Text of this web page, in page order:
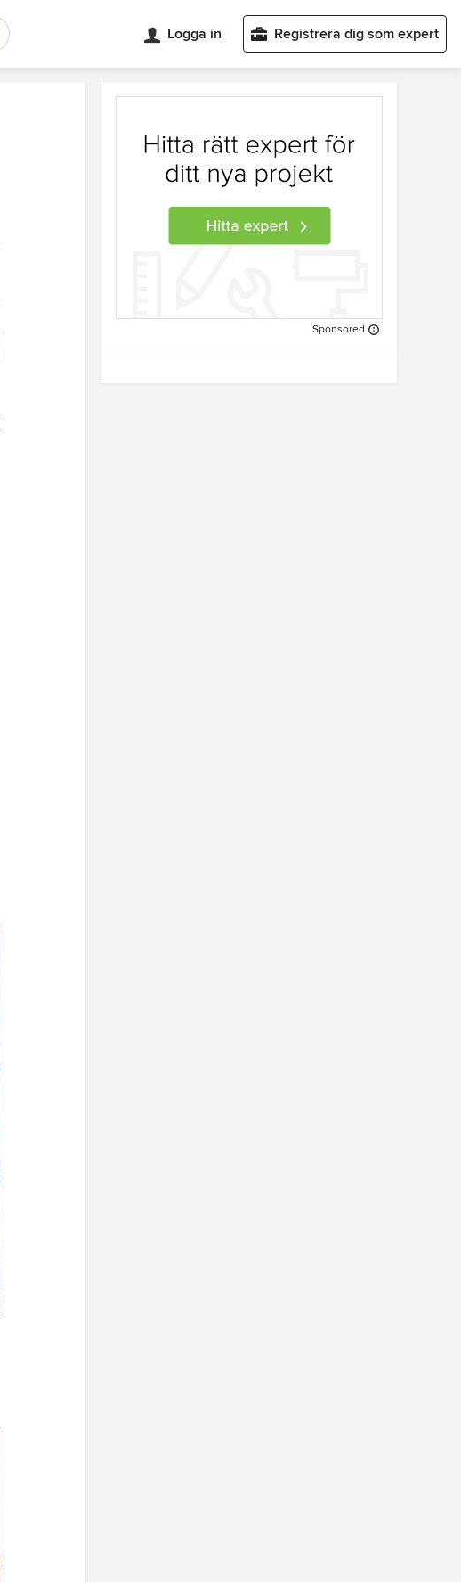
Logga in Registrera dig som expert
Sponsored